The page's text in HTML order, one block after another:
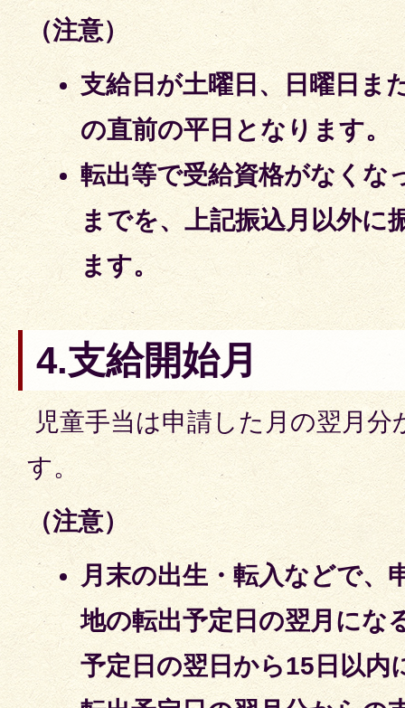
（注意）
支給日が土曜日、日曜日ま
の直前の平日となります。
転出等で受給資格がなくな
までを、上記振込月以外に
ます。
4.支給開始月
児童手当は申請した月の翌月分
す。
（注意）
月末の出生・転入などで、
地の転出予定日の翌月にな
予定日 の翌日から15日以内